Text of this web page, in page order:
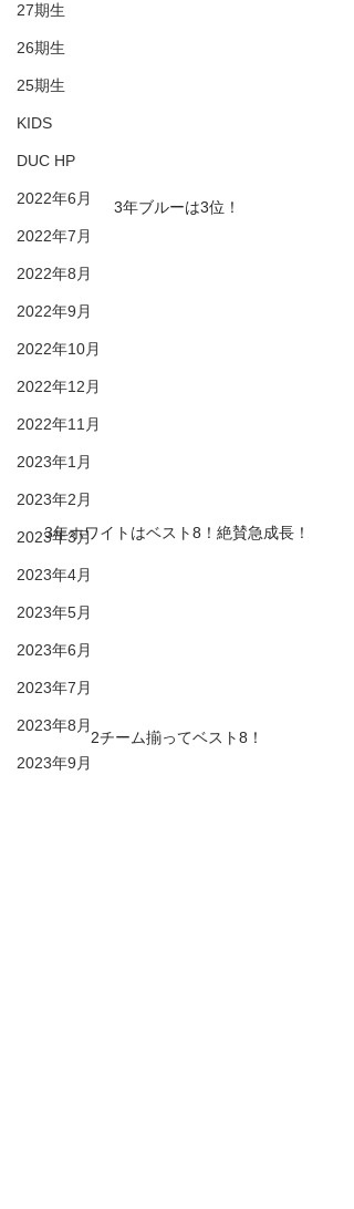
27期生
26期生
25期生
KIDS
DUC HP
2022年6月
2022年7月
2022年8月
2022年9月
2022年10月
2022年12月
2022年11月
2023年1月
2023年2月
2023年3月
2023年4月
2023年5月
2023年6月
2023年7月
2023年8月
2023年9月
3年ブルーは3位！
3年ホワイトはベスト8！絶賛急成長！
2チーム揃ってベスト8！